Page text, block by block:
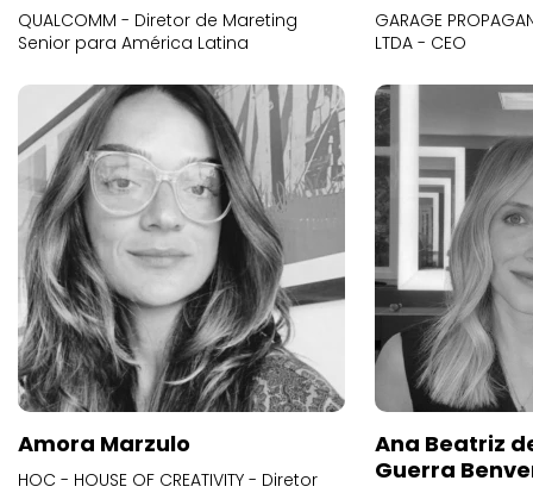
QUALCOMM - Diretor de Mareting
Senior para América Latina
GARAGE
LTDA - CEO
Amora Marzulo
HOC - HOUSE OF CREATIVITY - Diretor
Ana Beatriz
Guerra